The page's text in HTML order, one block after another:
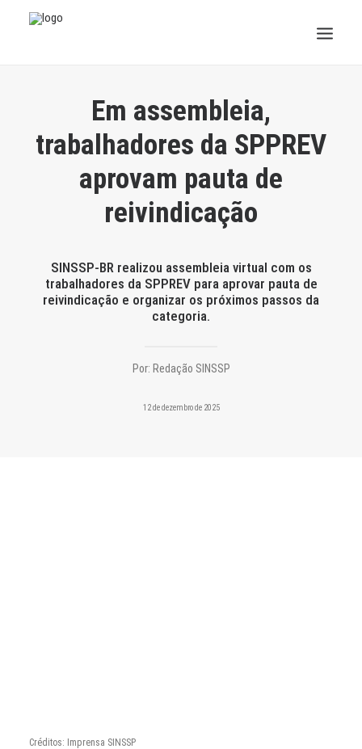
JURÍDICO
SESC
Em assembleia,
trabalhadores da SPPREV
aprovam pauta de
reivindicação
SINSSP-BR realizou assembleia virtual com os
trabalhadores da SPPREV para aprovar pauta de
reivindicação e organizar os próximos passos da
categoria.
Por: Redação SINSSP
12 de dezembro de 2025
Créditos: Imprensa SINSSP